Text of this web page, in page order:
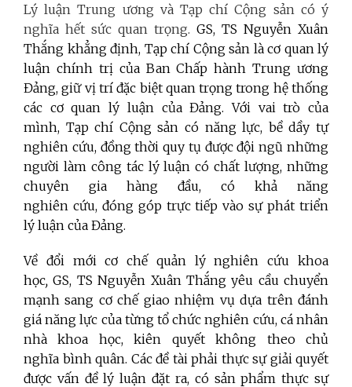
Lý luận Trung ương và Tạp chí Cộng sản có ý
nghĩa hết sức quan trọng. GS, TS Nguyễn Xuân
Thắng khẳng định, Tạp chí Cộng sản là cơ quan lý
luận chính trị của Ban Chấp hành Trung ương
Đảng,giữ vị trí đặc biệt quan trọng trong hệ thống
các cơ quan lý luận của Đảng. Với vai trò của
mình, Tạp chí Cộng sản có năng lực, bề dầy tự
nghiên cứu, đồng thờiquy tụ được đội ngũ những
người làm công tác lý luận có chất lượng, những
chuyên gia hàng đầu, có khả năng
nghiên cứu, đóng góp trực tiếp vào sự phát triển
lý luận của Đảng.
Về đổi mới cơ chế quản lý nghiên cứu khoa
học, GS, TS Nguyễn Xuân Thắng yêu cầu chuyển
mạnh sang cơ chế giao nhiệm vụ dựa trên đánh
giá năng lực của từng tổ chức nghiên cứu, cá nhân
nhà khoa học, kiên quyết không theo chủ
nghĩa bình quân. Các đề tài phải thực sự giải quyết
được vấn đề lý luận đặt ra, có sản phẩm thực sự